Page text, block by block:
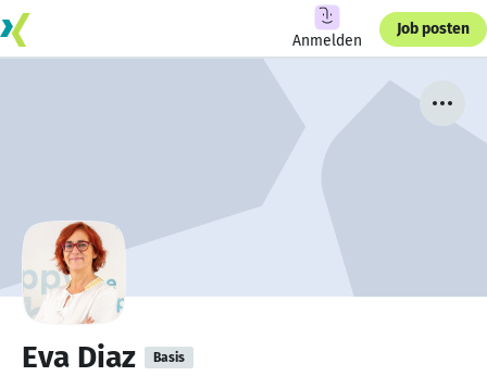
Anmelden
Job posten
Eva Diaz Basis